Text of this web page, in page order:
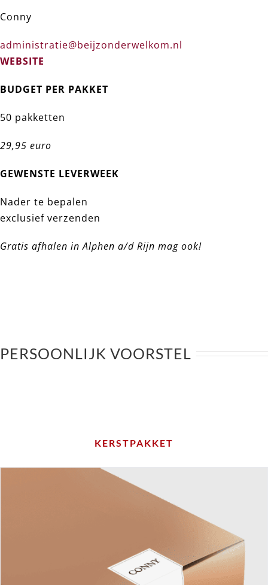
Conny
administratie@beijzonderwelkom.nl
WEBSITE
BUDGET PER PAKKET
50 pakketten
29,95 euro
GEWENSTE LEVERWEEK
Nader te bepalen
exclusief verzenden
Gratis afhalen in Alphen a/d Rijn mag ook!
PERSOONLIJK VOORSTEL
KERSTPAKKET